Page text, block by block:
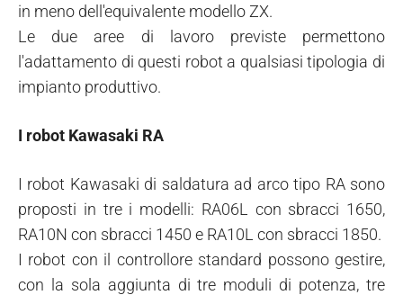
in meno dell'equivalente modello ZX.
Le due aree di lavoro previste permettono
l'adattamento di questi robot a qualsiasi tipologia di
impianto produttivo.
I robot Kawasaki RA
I robot Kawasaki di saldatura ad arco tipo RA sono
proposti in tre i modelli: RA06L con sbracci 1650,
RA10N con sbracci 1450 e RA10L con sbracci 1850.
I robot con il controllore standard possono gestire,
con la sola aggiunta di tre moduli di potenza, tre